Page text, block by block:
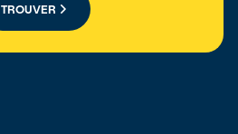
TROUVER